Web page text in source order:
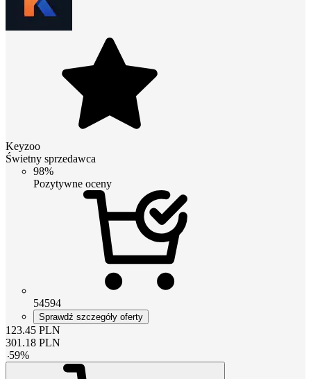
Keyzoo
Świetny sprzedawca
98%
Pozytywne oceny
54594
Sprawdź szczegóły oferty
123.45 PLN
301.18 PLN
-59%